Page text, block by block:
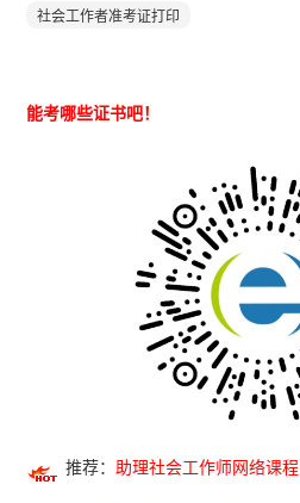
社会工作者准考证打印
能考哪些证书吧！
推荐：助理社会工作师网络课程